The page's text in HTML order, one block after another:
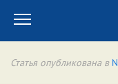
Статья опубликована в